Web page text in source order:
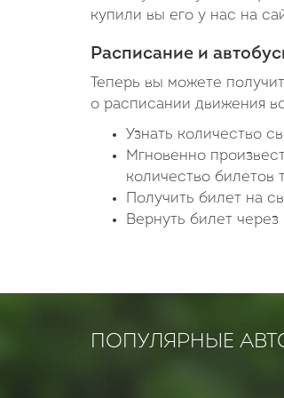
купили вы его у нас на
Расписание и
Теперь вы можете
о расписании движения
Узнать количество
Мгновенно
количество билетов
Получить билет на
Вернуть билет
ПОПУЛЯРНЫЕ